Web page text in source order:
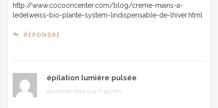
http://www.cocooncenter.com/blog/creme-mains-a-
ledelweiss-bio-plante-system-lindispensable-de-lhiver.html
RÉPONDRE
épilation lumière pulsée
29 janvier 2015 à 14 h 39 min